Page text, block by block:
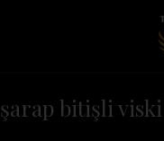
şarap bitişli viski